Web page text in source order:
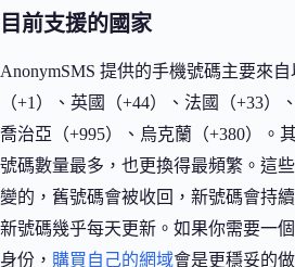
目前支援的國家
AnonymSMS 提供的手機號碼主要來
（+1）、英國（+44）、法國（+33）
喬治亞（+995）、烏克蘭（+380）。
號碼數量最多，也更換得最頻繁。這
變的，舊號碼會被收回，新號碼會持
新號碼幾乎每天更新。如果你需要一
身份， 購買自己的網域會是更穩妥的做